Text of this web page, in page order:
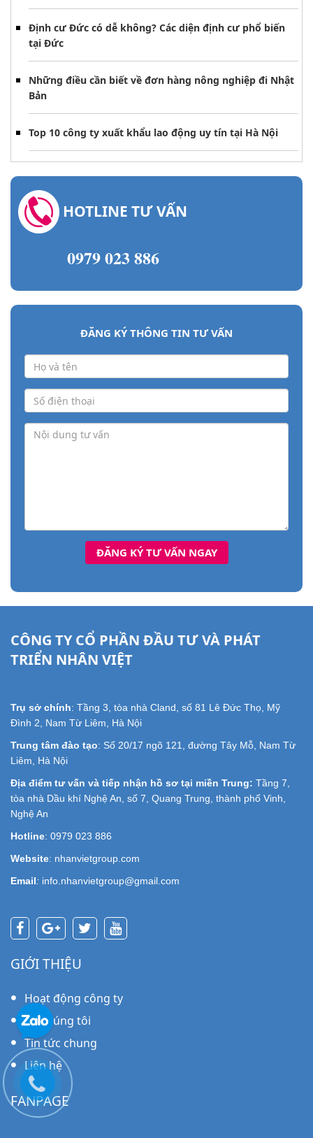
Định cư Đức có dễ không? Các diện định cư phổ biến
tại Đức
Những điều cần biết về đơn hàng nông nghiệp đi Nhật
Bản
Top 10 công ty xuất khẩu lao động uy tín tại Hà Nội
HOTLINE TƯ VẤN
0979 023 886
ĐĂNG KÝ THÔNG TIN TƯ VẤN
CÔNG TY CỔ PHẦN ĐẦU TƯ VÀ PHÁT
TRIỂN NHÂN VIỆT
Trụ sở chính: Tầng 3, tòa nhà Cland, số 81 Lê Đức Thọ, Mỹ
Đình 2, Nam Từ Liêm, Hà Nội
Trung tâm đào tạo: Số 20/17 ngõ 121, đường Tây Mỗ, Nam Từ
Liêm, Hà Nội
Địa điểm tư vấn và tiếp nhận hồ sơ tại miền Trung: Tầng 7,
tòa nhà Dầu khí Nghệ An, số 7, Quang Trung, thành phố Vinh,
Nghệ An
Hotline: 0979 023 886
Website: nhanvietgroup.com
Email: info.nhanvietgroup@gmail.com
GIỚI THIỆU
Hoạt động công ty
Về chúng tôi
Tin tức chung
Liên hệ
FANPAGE